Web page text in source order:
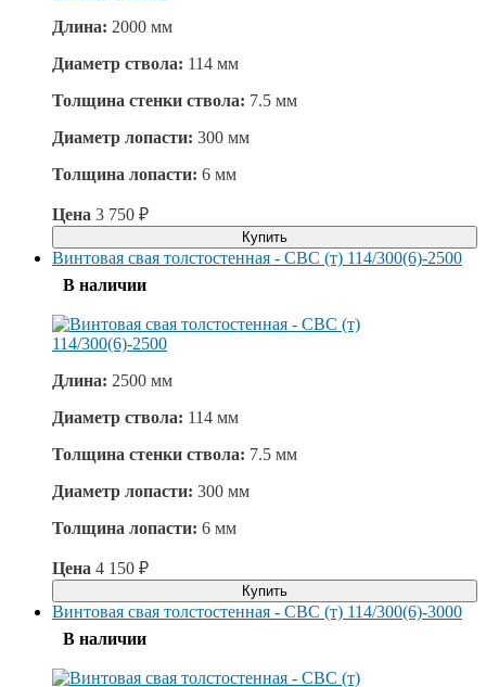
Длина: 2000 мм
Диаметр ствола: 114 мм
Толщина стенки ствола: 7.5 мм
Диаметр лопасти: 300 мм
Толщина лопасти: 6 мм
Цена 3 750 ₽
Купить
Винтовая свая толстостенная - СВС (т) 114/300(6)-2500
В наличии
Длина: 2500 мм
Диаметр ствола: 114 мм
Толщина стенки ствола: 7.5 мм
Диаметр лопасти: 300 мм
Толщина лопасти: 6 мм
Цена 4 150 ₽
Купить
Винтовая свая толстостенная - СВС (т) 114/300(6)-3000
В наличии